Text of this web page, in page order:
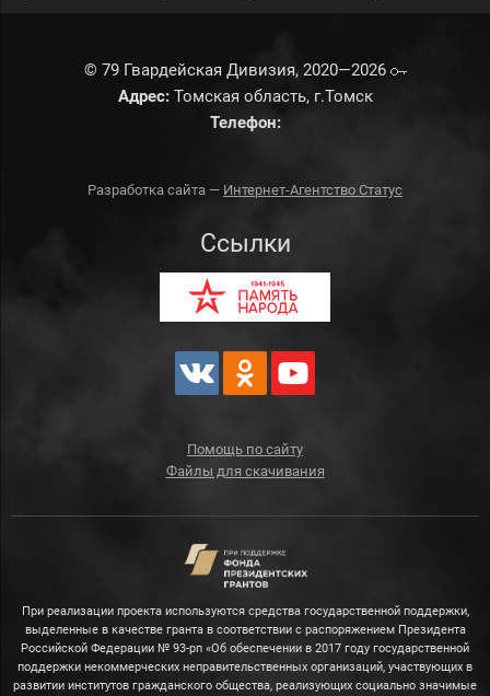
© 79 Гвардейская Дивизия, 2020—2026
Адрес:Томская область, г.Томск
Телефон:
Разработка сайта — Интернет-Агентство Статус
Ссылки
Помощь по сайту
Файлы для скачивания
При реализации проекта используются средства государственной поддержки,
выделенные в качестве гранта в соответствии с распоряжением Президента
Российской Федерации № 93-рп «Об обеспечении в 2017 году государственной
поддержки некоммерческих неправительственных организаций, участвующих в
развитии институтов гражданского общества, реализующих социально значимые